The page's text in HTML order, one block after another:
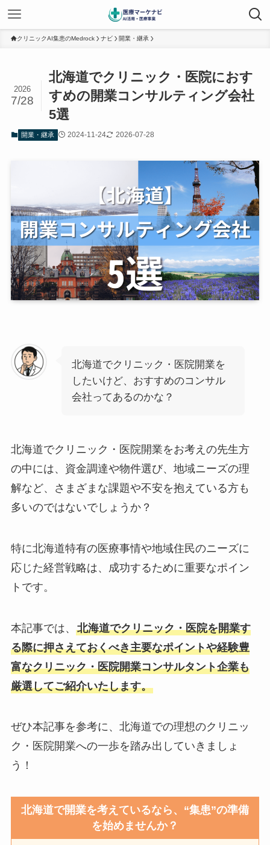
クリニックAI集患のMedrock ナビ 開業・継承
北海道でクリニック・医院におす
すめの開業コンサルティング会社
5選
2026
7/28
開業・継承 2024-11-24 2026-07-28
北海道でクリニック・医院開業を
したいけど、おすすめのコンサル
会社ってあるのかな？
北海道でクリニック・医院開業をお考えの先生方
の中には、資金調達や物件選び、地域ニーズの理
解など、さまざまな課題や不安を抱えている方も
多いのではないでしょうか？
特に北海道特有の医療事情や地域住民のニーズに
応じた経営戦略は、成功するために重要なポイン
トです。
本記事では、 北海道でクリニック・医院を開業す
る際に押さえておくべき主要なポイントや経験豊
富なクリニック・医院開業コンサルタント企業も
厳選してご紹介いたします。
ぜひ本記事を参考に、北海道での理想のクリニッ
ク・医院開業への一歩を踏み出していきましょ
う！
北海道で開業を考えているなら、“集患”の準備
を始めませんか？